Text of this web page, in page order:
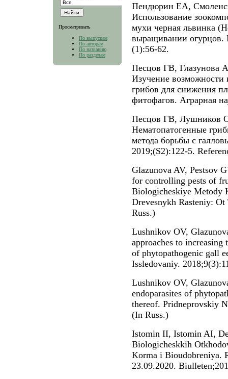
Просматривать
По выпускам
По авторам
По названию
По разделам
Пендюрин ЕА,
Использование
мухи черная львинка
выращивании огурцов.
(1):56-62.
Песцов ГВ,
Изучение возможности
грибов для снижения
фитофагов. Аграрная
Песцов ГВ, Лушников
Нематопатогенные
метода борьбы с
2019;(S2):122-5.
Glazunova AV, Pestsov
for controlling pests of
Biologicheskiye Metody
Drevesnykh Rasteniy:
Russ.)
Lushnikov OV,
approaches to increasing
of phytopathogenic gall
Issledovaniy.
Lushnikov OV,
endoparasites of
thereof. Pridneprovskiy
(In Russ.)
Istomin II, Istomin AI,
Biologicheskkih
Korma i Bioudobreniya.
23.09.2020.